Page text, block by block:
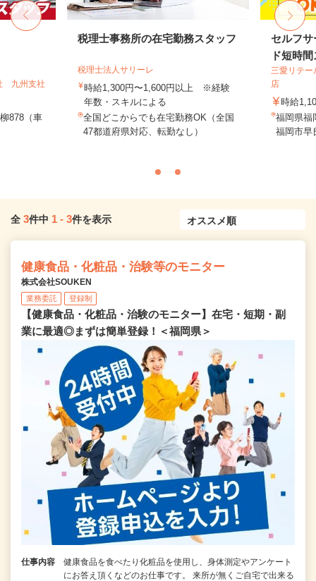
九州支社
878（車
税理士事務所の在宅勤務スタッフ
税理士法人サリーレ
時給1,300円〜1,600円以上 ※経験
年数・スキルによる
全国どこからでも在宅勤務OK（全国
47都道府県対応、転勤なし）
セルフ
ド短時
三愛リテ
店
時給
福岡県福
福岡市早
全 3件中 1 - 3件を表示
健康食品・化粧品・治験等のモニター
株式会社SOUKEN
業務委託 登録制
【健康食品・化粧品・治験のモニター】在宅・短期・副
業に最適◎まずは簡単登録！＜福岡県＞
仕事内容
健康食品を食べたり化粧品を使用し、身体測定やアンケート
にお答え頂くなどのお仕事です。 来所が無くご自宅で出来る